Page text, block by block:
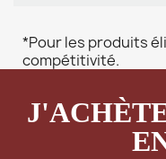
*Pour les produits
compétitivité.